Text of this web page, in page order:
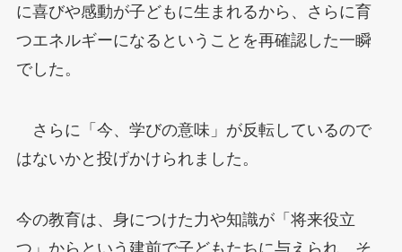
に喜びや感動が子どもに生まれるから、さらに育
つエネルギーになるということを再確認した一瞬
でした。
さらに「今、学びの意味」が反転しているので
はないかと投げかけられました。
今の教育は、身につけた力や知識が「将来役立
つ」からという建前で子どもたちに与えられ、そ